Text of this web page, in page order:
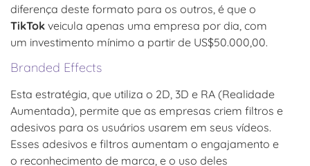
diferença deste formato para os outros, é que o
TikTok veicula apenas uma empresa por dia, com
um investimento mínimo a partir de US$50.000,00.
Branded Effects
Esta estratégia, que utiliza o 2D, 3D e RA (Realidade
Aumentada), permite que as empresas criem filtros e
adesivos para os usuários usarem em seus vídeos.
Esses adesivos e filtros aumentam o engajamento e
o reconhecimento de marca, e o uso deles